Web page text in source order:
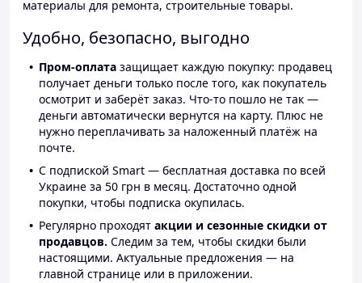
материалы для ремонта, строительные товары.
Удобно, безопасно, выгодно
Пром-оплата защищает каждую покупку: продавец
получает деньги только после того, как покупатель
осмотрит и заберёт заказ. Что-то пошло не так —
деньги автоматически вернутся на карту. Плюс не
нужно переплачивать за наложенный платёж на
почте.
С подпиской Smart — бесплатная доставка по всей
Украине за 50 грн в месяц. Достаточно одной
покупки, чтобы подписка окупилась.
Регулярно проходят акции и сезонные скидки от
продавцов. Следим за тем, чтобы скидки были
настоящими. Актуальные предложения — на
главной странице или в приложении.